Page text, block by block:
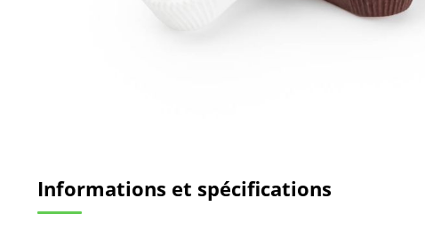
début
de
la
Informations et spécifications